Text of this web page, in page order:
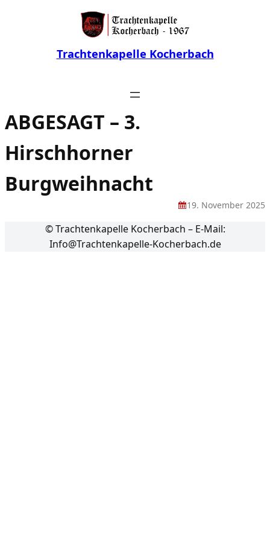
Trachtenkapelle Kocherbach
ABGESAGT – 3.
Hirschhorner
Burgweihnacht
19. November 2025
© Trachtenkapelle Kocherbach – E-Mail:
Info@Trachtenkapelle-Kocherbach.de